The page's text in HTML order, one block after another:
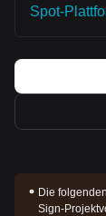
Spot-
Die
Sign-